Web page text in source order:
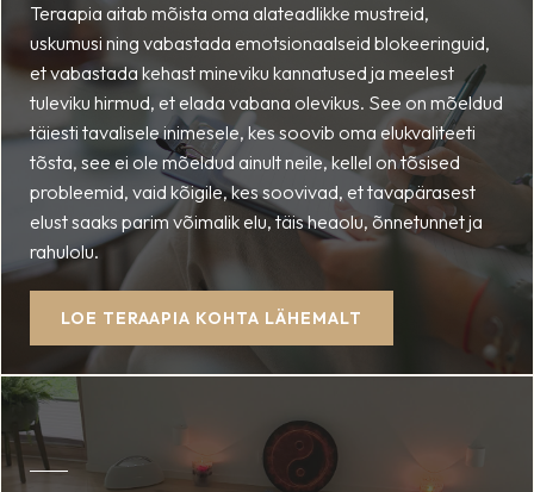
Teraapia aitab mõista oma alateadlikke mustreid,
uskumusi ning vabastada emotsionaalseid blokeeringuid,
et vabastada kehast mineviku kannatused ja meelest
tuleviku hirmud, et elada vabana olevikus. See on mõeldud
täiesti tavalisele inimesele, kes soovib oma elukvaliteeti
tõsta, see ei ole mõeldud ainult neile, kellel on tõsised
probleemid, vaid kõigile, kes soovivad, et tavapärasest
elust saaks parim võimalik elu, täis heaolu, õnnetunnet ja
rahulolu.
LOE TERAAPIA KOHTA LÄHEMALT